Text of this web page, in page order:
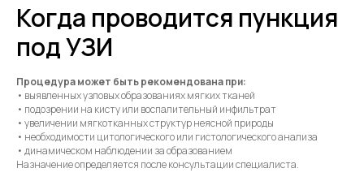
Когда проводится пункция
под УЗИ
Процедура может быть рекомендована при:
• выявленных узловых образованиях мягких тканей
• подозрении на кисту или воспалительный инфильтрат
• увеличении мягкотканных структур неясной природы
• необходимости цитологического или гистологического анализа
• динамическом наблюдении за образованием
Назначение определяется после консультации специалиста.